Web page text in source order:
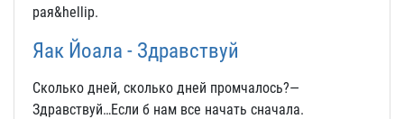
рая&hellip.
Яак Йоала - Здравствуй
Сколько дней, сколько дней промчалось?—
Здравствуй…Если б нам все начать сначала.